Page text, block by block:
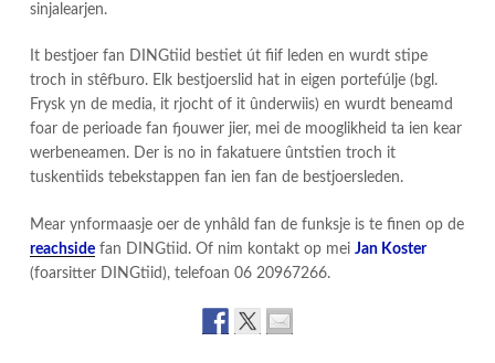
sinjalearjen.
It bestjoer fan DINGtiid bestiet út fiif leden en wurdt stipe
troch in stêfburo. Elk bestjoerslid hat in eigen portefúlje (bgl.
Frysk yn de media, it rjocht of it ûnderwiis) en wurdt beneamd
foar de perioade fan fjouwer jier, mei de mooglikheid ta ien kear
werbeneamen. Der is no in fakatuere ûntstien troch it
tuskentiids tebekstappen fan ien fan de bestjoersleden.
Mear ynformaasje oer de ynhâld fan de funksje is te finen op de
reachside fan DINGtiid. Of nim kontakt op mei Jan Koster
(foarsitter DINGtiid), telefoan 06 20967266.